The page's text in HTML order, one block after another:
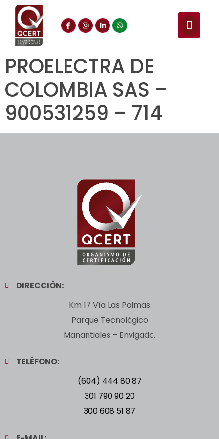
PROELECTRA DE
COLOMBIA SAS –
900531259 – 714
DIRECCIÓN:
Km 17 Vía Las Palmas
Parque Tecnológico
Manantiales – Envigado.
TELÉFONO:
(604) 444 80 87
301 790 90 20
300 608 51 87